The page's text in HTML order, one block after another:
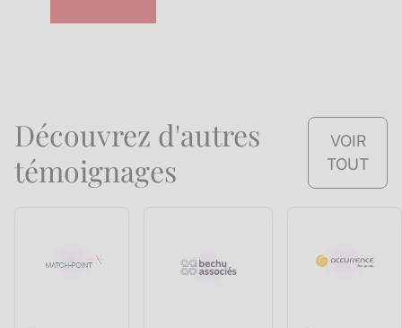
Découvrez d'autres
témoignages
VOIR
TOUT